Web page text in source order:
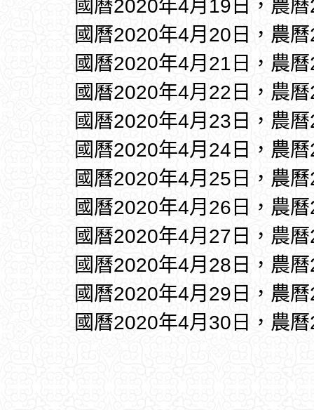
國曆2020年4月19日，農
國曆2020年4月20日，農
國曆2020年4月21日，農
國曆2020年4月22日，農
國曆2020年4月23日，農
國曆2020年4月24日，農
國曆2020年4月25日，農
國曆2020年4月26日，農
國曆2020年4月27日，農
國曆2020年4月28日，農
國曆2020年4月29日，農
國曆2020年4月30日，農